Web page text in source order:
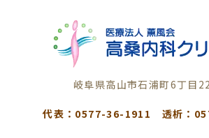
岐阜県高山市石浦町6丁目
代表：0577-36-1911 透析：